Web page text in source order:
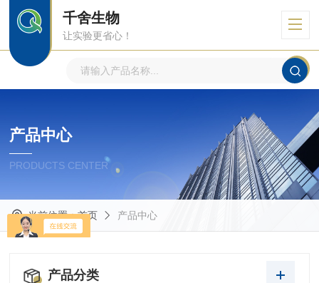
千舍生物
让实验更省心！
产品中心
PRODUCTS CENTER
当前位置：首页 产品中心
产品分类